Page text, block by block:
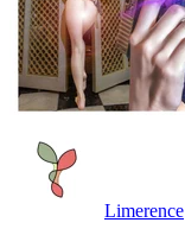
Limerence